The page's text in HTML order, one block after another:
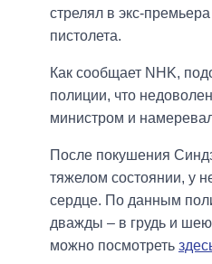
стрелял в экс-
пистолета.
Как сообщает NHK,
полиции, что
министром и
После покушения
тяжелом состоянии, у
сердце. По данным
дважды – в грудь и
можно посмотреть